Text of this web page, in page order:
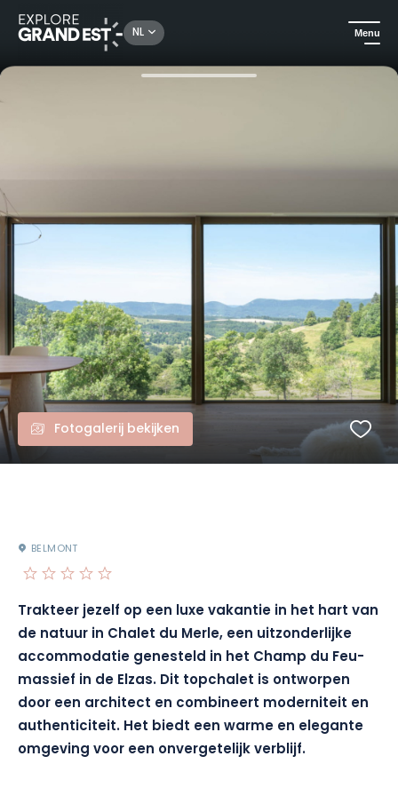
NL Menu
Kijk je ogen uit in de Grand Est Luxe en natuur op de top van Champ du Feu, in het Chalet du Merle
Fotogalerij bekijken
BELMONT
Trakteer jezelf op een luxe vakantie in het hart van
de natuur in Chalet du Merle, een uitzonderlijke
accommodatie genesteld in het Champ du Feu-
massief in de Elzas. Dit topchalet is ontworpen
door een architect en combineert moderniteit en
authenticiteit. Het biedt een warme en elegante
omgeving voor een onvergetelijk verblijf.